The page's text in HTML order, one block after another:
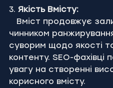
3. Якість Вмісту:
чинником
суворим щодо якості
контенту. SEO-фахівці
увагу на створенні
корисного вмісту.